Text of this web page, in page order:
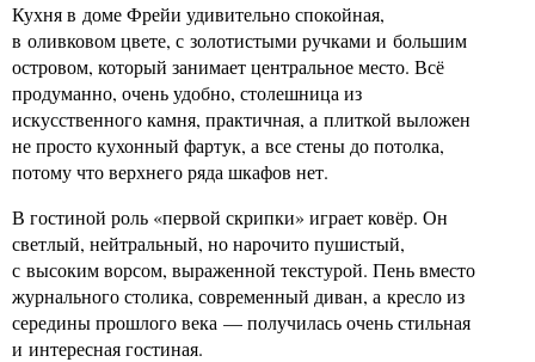
Кухня в доме Фрейи удивительно спокойная,
в оливковом цвете, с золотистыми ручками и большим
островом, который занимает центральное место. Всё
продуманно, очень удобно, столешница из
искусственного камня, практичная, а плиткой выложен
не просто кухонный фартук, а все стены до потолка,
потому что верхнего ряда шкафов нет.
В гостиной роль «первой скрипки» играет ковёр. Он
светлый, нейтральный, но нарочито пушистый,
с высоким ворсом, выраженной текстурой. Пень вместо
журнального столика, современный диван, а кресло из
середины прошлого века — получилась очень стильная
и интересная гостиная.